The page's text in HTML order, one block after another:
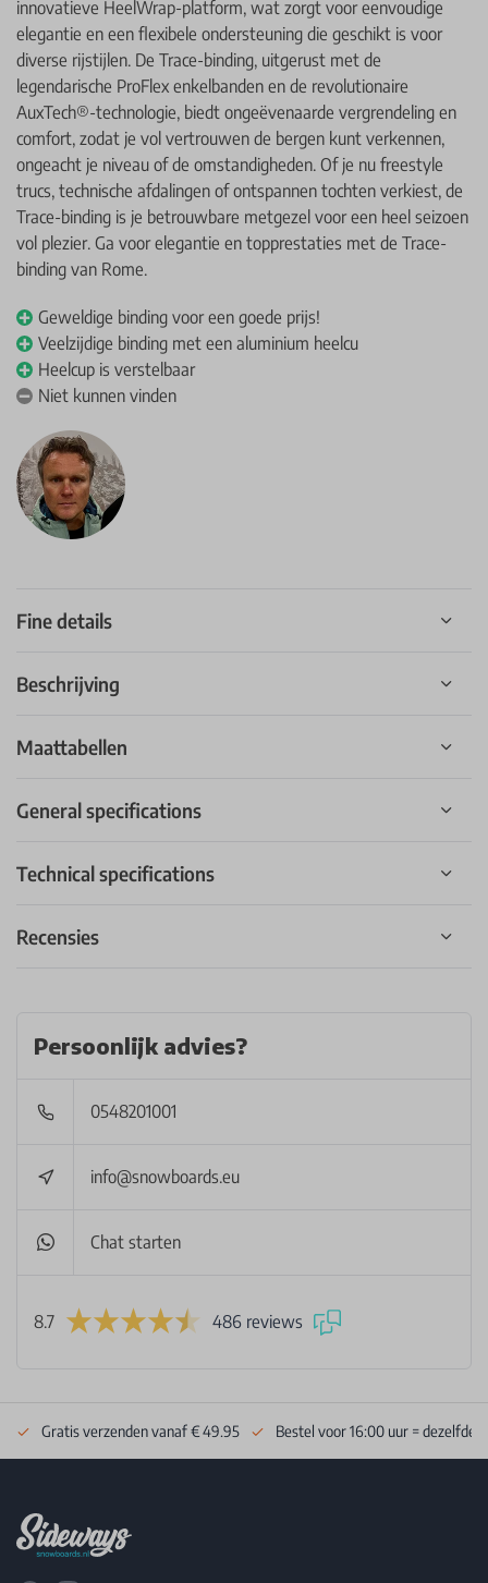
innovatieve HeelWrap-platform, wat zorgt voor eenvoudige
elegantie en een flexibele ondersteuning die geschikt is voor
diverse rijstijlen. De Trace-binding, uitgerust met de
legendarische ProFlex enkelbanden en de revolutionaire
AuxTech®-technologie, biedt ongeëvenaarde vergrendeling en
comfort, zodat je vol vertrouwen de bergen kunt verkennen,
ongeacht je niveau of de omstandigheden. Of je nu freestyle
trucs, technische afdalingen of ontspannen tochten verkiest, de
Trace-binding is je betrouwbare metgezel voor een heel seizoen
vol plezier. Ga voor elegantie en topprestaties met de Trace-
binding van Rome.
Geweldige binding voor een goede prijs!
Veelzijdige binding met een aluminium heelcu
Heelcup is verstelbaar
Niet kunnen vinden
Fine details
Beschrijving
Maattabellen
General specifications
Technical specifications
Recensies
Persoonlijk advies?
0548201001
info@snowboards.eu
Chat starten
8.7 486 reviews
Gratis verzenden vanaf € 49.95 Bestel voor 16:00 uur = dezelfde